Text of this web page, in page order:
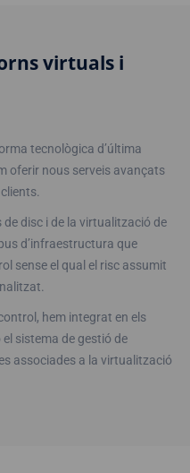
virtuals i
tecnològica d’última
oferir nous serveis avançats
de disc i de la virtualització de
d’infraestructura que
sense el qual el risc assumit
hem integrat en els
sistema de gestió de
associades a la virtualització